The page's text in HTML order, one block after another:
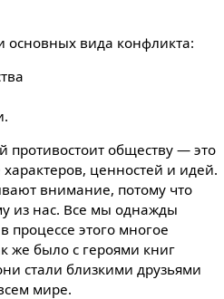
основных вида конфликта:
противостоит обществу — это
характеров, ценностей и идей.
внимание, потому что
из нас. Все мы однажды
процессе этого многое
же было с героями книг
стали близкими друзьями
мире.